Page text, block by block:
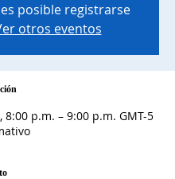
posible registrarse
otros eventos
8:00 p.m. – 9:00 p.m. GMT-5